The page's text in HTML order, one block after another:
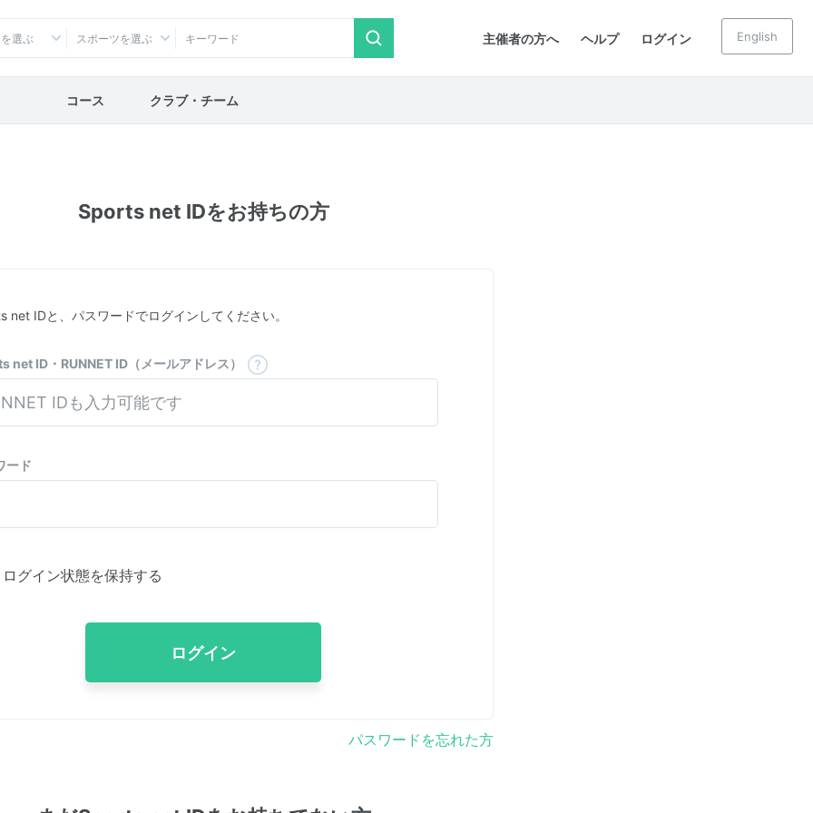
主催者の方へ ヘルプ ログイン
選ぶ スポーツを選ぶ English
コース クラブ・チーム
Sports net IDをお持ちの方
net IDと、パスワードでログインしてください。
net ID・RUNNET ID（メールアドレス）
ード
ログイン状態を保持する
ログイン
パスワードを忘れた方